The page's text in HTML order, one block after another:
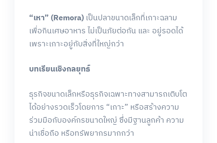
“เหา” (Remora) เป็นปลาขนาดเล็กที่เกาะฉลาม
เพื่อกินเศษอาหาร ไม่เป็นภัยต่อกัน และ อยู่รอดได้
เพราะเกาะอยู่กับสิ่งที่ใหญ่กว่า
บทเรียนเชิงกลยุทธ์
ธุรกิจขนาดเล็กหรือธุรกิจเฉพาะทางสามารถเติบโต
ได้อย่างรวดเร็วโดยการ “เกาะ” หรือสร้างความ
ร่วมมือกับองค์กรขนาดใหญ่ ซึ่งมีฐานลูกค้า ความ
น่าเชื่อถือ หรือทรัพยากรมากกว่า